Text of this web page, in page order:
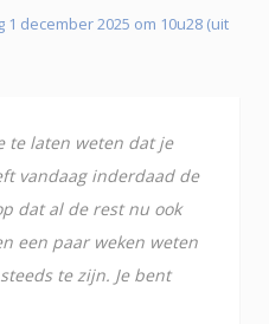
1 december 2025 om 10u28 (uit
te laten weten dat je
vandaag inderdaad de
dat al de rest nu ook
een paar weken weten
te zijn. Je bent